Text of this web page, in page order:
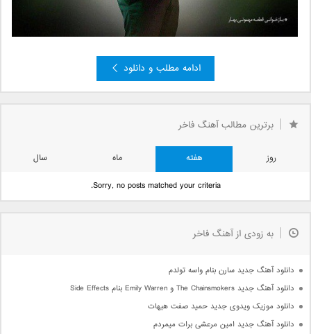
ادامه مطلب و دانلود
برترین مطالب آهنگ فاخر
روز هفته ماه
سال
Sorry, no posts matched your criteria.
به زودی از آهنگ فاخر
دانلود آهنگ جدید سارن بنام واسه تولدم
دانلود آهنگ جدید The Chainsmokers و Emily Warren بنام Side Effects
دانلود موزیک ویدوی جدید حمید صفت هیهات
دانلود آهنگ جدید امین مرعشی برات میمردم